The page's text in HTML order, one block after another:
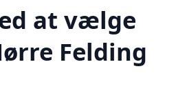
at vælge
Felding